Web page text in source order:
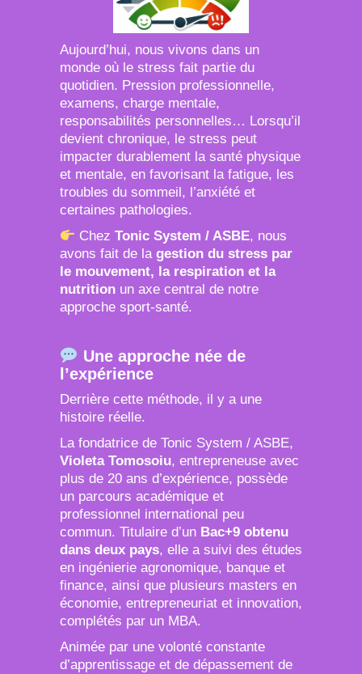
Aujourd’hui, nous vivons dans un
monde où le stress fait partie du
quotidien. Pression professionnelle,
examens, charge mentale,
responsabilités personnelles… Lorsqu’il
devient chronique, le stress peut
impacter durablement la santé physique
et mentale, en favorisant la fatigue, les
troubles du sommeil, l’anxiété et
certaines pathologies.
ChezTonic System / ASBE, nous
avons fait de la gestion du stress par
le mouvement, la respiration et la
nutrition un axe central de notre
approche sport-santé.
Une approche née de
l’expérience
Derrière cette méthode, il y a une
histoire réelle.
La fondatrice de Tonic System / ASBE,
Violeta Tomosoiu, entrepreneuse avec
plus de 20 ans d’expérience, possède
un parcours académique et
professionnel international peu
commun. Titulaire d’un Bac+9 obtenu
dans deux pays, elle a suivi des études
en ingénierie agronomique, banque et
finance, ainsi que plusieurs masters en
économie, entrepreneuriat et innovation,
complétés par un MBA.
Animée par une volonté constante
d’apprentissage et de dépassement de